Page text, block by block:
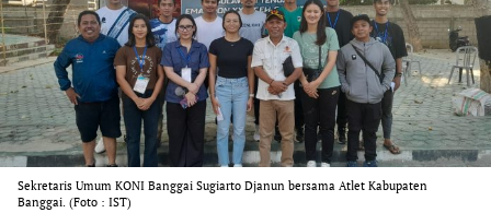
Sekretaris Umum KONI Banggai Sugiarto Djanun bersama Atlet Kabupaten
Banggai. (Foto : IST)